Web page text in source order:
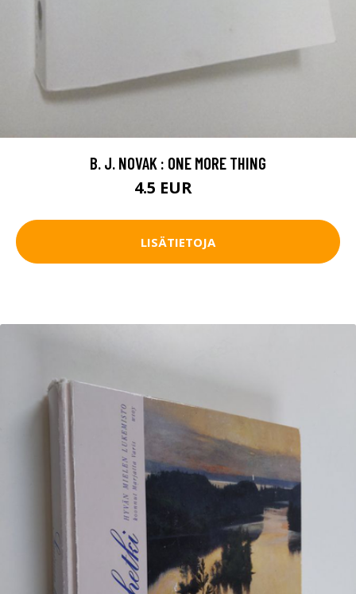
B. J. NOVAK : ONE MORE THING
4.5 EUR
LISÄTIETOJA